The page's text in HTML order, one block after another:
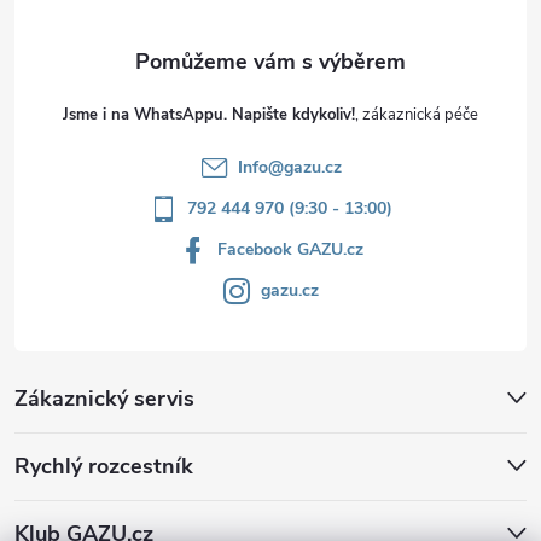
Jsme i na WhatsAppu. Napište kdykoliv!
Info@gazu.cz
792 444 970 (9:30 - 13:00)
Facebook GAZU.cz
gazu.cz
Zákaznický servis
Rychlý rozcestník
Klub GAZU.cz